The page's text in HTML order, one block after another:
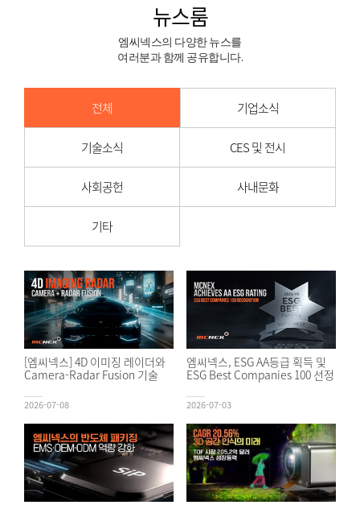
뉴스룸
엠씨넥스의 다양한 뉴스를
여러분과 함께 공유합니다.
전체 기업소식
기술소식 CES 및 전시
사회공헌 사내문화
기타
[엠씨넥스] 4D 이미징 레이더와
Camera-Radar Fusion 기술
2026-07-08
엠씨넥스, ESG AA등급 획득 및
ESG Best Companies 100 선정
2026-07-03